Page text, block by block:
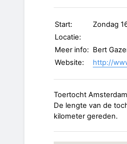
Start:
Zondag
Locatie:
Meer info: Bert
Website:
http://
Toertocht
De lengte van de
kilometer gereden.